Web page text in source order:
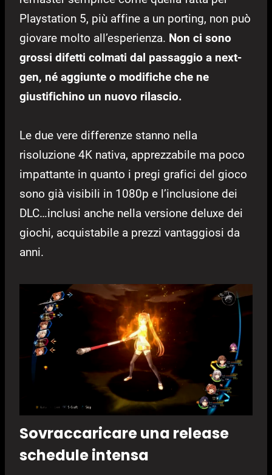
Playstation 5, più affine a un porting, non può
giovare molto all’esperienza. Non ci sono
grossi difetti colmati dal passaggio a next-
gen, né aggiunte o modifiche che ne
giustifichino un nuovo rilascio.
Le due vere differenze stanno nella
risoluzione 4K nativa, apprezzabile ma poco
impattante in quanto i pregi grafici del gioco
sono già visibili in 1080p e l’inclusione dei
DLC…inclusi anche nella versione deluxe dei
giochi, acquistabile a prezzi vantaggiosi da
anni.
Sovraccaricare una release
schedule intensa